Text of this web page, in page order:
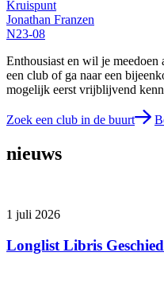
Kruispunt
Jonathan Franzen
N23-08
Enthousiast en wil je meedoen
een club of ga naar een
mogelijk eerst vrijblijvend
Zoek een club in de buurt
nieuws
1 juli 2026
Longlist Libris